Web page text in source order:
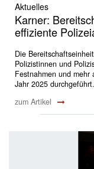
Aktuelles
Karner:
effiziente
Die
Polizistinnen und
Festnahmen und
Jahr 2025 durchgeführt.
zum Artikel